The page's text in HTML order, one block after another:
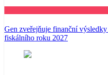
Gen zveřejňuje finanční
fiskálního roku 2027